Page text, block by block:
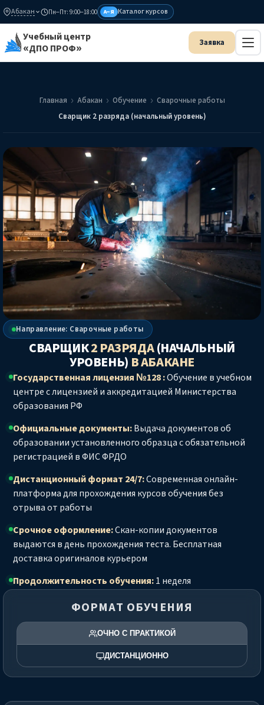
Абакан Пн–Пт: 9:00–18:00 А–Я Каталог курсов
Учебный центр
«ДПО ПРОФ»
Главная Абакан Обучение
Сварочные работы
Сварщик 2 разряда (начальный уровень)
Направление: Сварочные работы
СВАРЩИК2 РАЗРЯДА(НАЧАЛЬНЫЙ
УРОВЕНЬ) В АБАКАНЕ
Государственная лицензия №128 :Обучение в учебном
центре с лицензией и аккредитацией Министерства
образования РФ
Официальные документы:Выдача документов об
образовании установленного образца с обязательной
регистрацией в ФИС ФРДО
Дистанционный формат 24/7:Современная онлайн-
платформа для прохождения курсов обучения без
отрыва от работы
Срочное оформление:Скан-копии документов
выдаются в день прохождения теста. Бесплатная
доставка оригиналов курьером
Продолжительность обучения:1 неделя
ФОРМАТ ОБУЧЕНИЯ
ОЧНО С ПРАКТИКОЙ
ДИСТАНЦИОННО